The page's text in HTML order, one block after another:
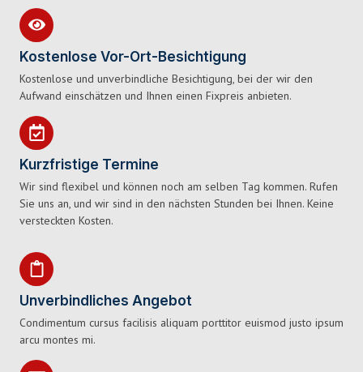
Kostenlose Vor-Ort-Besichtigung
Kostenlose und unverbindliche Besichtigung, bei der wir den
Aufwand einschätzen und Ihnen einen Fixpreis anbieten.
Kurzfristige Termine
Wir sind flexibel und können noch am selben Tag kommen. Rufen
Sie uns an, und wir sind in den nächsten Stunden bei Ihnen. Keine
versteckten Kosten.
Unverbindliches Angebot
Condimentum cursus facilisis aliquam porttitor euismod justo ipsum
arcu montes mi.